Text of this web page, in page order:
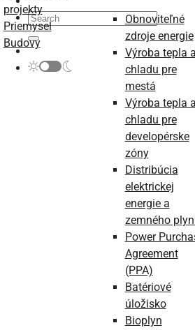
projekty
Priemysel
Budovy
Obnoviteľné
zdroje energie
Výroba tepla a
chladu pre
mestá
Výroba tepla a
chladu pre
developérske
zóny
Distribúcia
elektrickej
energie a
zemného
Power
Agreement
(PPA)
Batériové
úložisko
Bioplyn